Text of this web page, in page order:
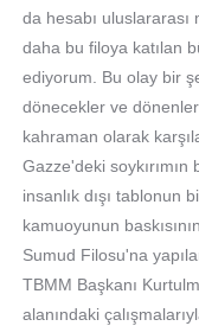
da hesabı
daha bu filoya katılan
ediyorum. Bu olay bir
dönecekler ve
kahraman olarak
Gazze'deki
insanlık dışı tablonun
kamuoyunun
Sumud Filosu'na
TBMM Başkanı
alanındaki